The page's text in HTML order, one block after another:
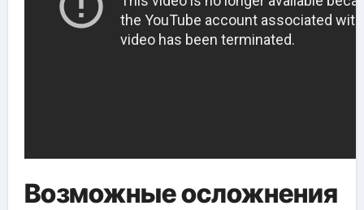
Возможные осложнения